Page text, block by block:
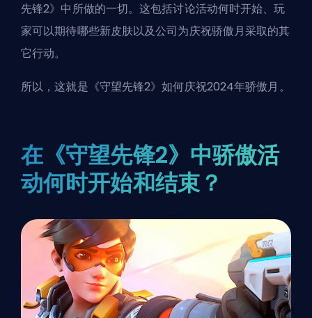
先锋2》中所做的一切。这包括讨论活动何时开始、玩
家可以期待哪些新皮肤以及公司为庆祝骄傲月采取的其
它行动。
所以，这就是《守望先锋2》如何庆祝2024年骄傲月。
在《守望先锋2》中骄傲活
动何时开始和结束？